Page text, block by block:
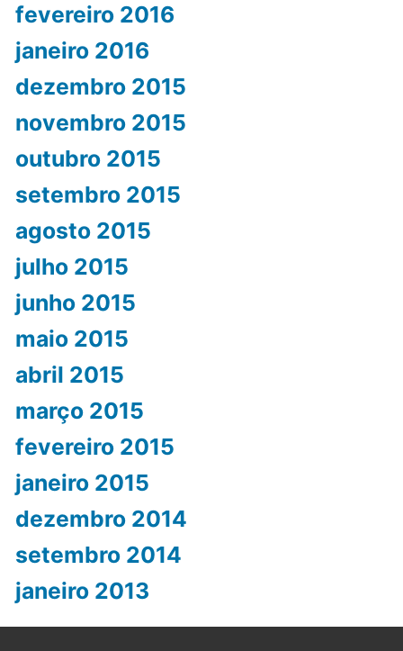
fevereiro 2016
janeiro 2016
dezembro 2015
novembro 2015
outubro 2015
setembro 2015
agosto 2015
julho 2015
junho 2015
maio 2015
abril 2015
março 2015
fevereiro 2015
janeiro 2015
dezembro 2014
setembro 2014
janeiro 2013